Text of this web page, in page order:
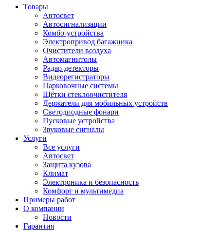
Товары
Автосвет
Автосигнализации
Комбо-устройства
Электропривод багажника
Очистители воздуха
Автомагнитолы
Радар-детекторы
Видеорегистраторы
Парковочные системы
Щётки стеклоочистителя
Держатели для мобильных устройств
Светодиодные фонари
Пусковые устройства
Звуковые сигналы
Услуги
Все услуги
Автосвет
Защита кузова
Климат
Электроника и безопасность
Комфорт и мультимедиа
Примеры работ
О компании
Новости
Гарантия